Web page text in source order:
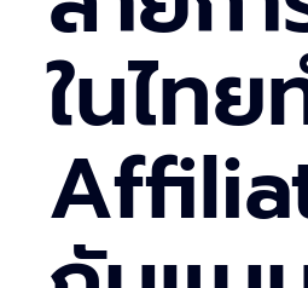
ในไทย